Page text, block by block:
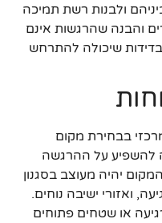
ולבנות רשת תמיכה
והבנה שהרגשות אינם
שיכולה להתרחש
בבחירת מקום
להשפיע על ההרגשה
יהיה מעוצב בסגנון
ואזורי ישיבה נוחים.
או שטחים פתוחים